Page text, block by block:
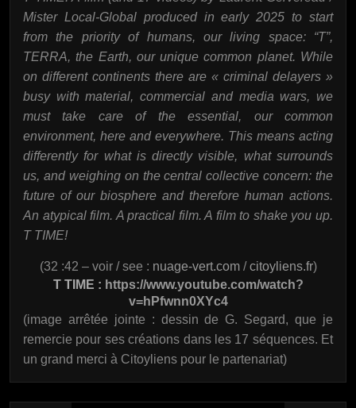
Mister Local-Global produced in early 2025 to start
from the priority of humans, our living space: “T”,
TERRA, the Earth, our unique common planet. While
on different continents there are « criminal delayers »
busy with material, commercial and media wars, we
must take care of the essential, our common
environment, here and everywhere. This means acting
differently for what is directly visible, what surrounds
us, and weighing on the central collective concern: the
future of our biosphere and therefore human actions.
An atypical film. A practical film. A film to shake you up.
T TIME!
(32 :42 – voir / see : nuage-vert.com/citoyliens.fr)
T TIME : https://www.youtube.com/watch?
v=hPfwnn0XYc4
(image arrêtée jointe : dessin de G. Segard, que je
remercie pour ses créations dans les 17 séquences. Et
un grand merci à Citoyliens pour le partenariat)